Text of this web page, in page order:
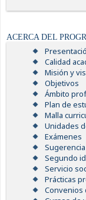
ACERCA DEL
Calidad
Misión y
Objetivos
Ámbito
Plan de
Malla
Unidades
Exámenes
Segundo
Servicio
Prácticas
Convenios